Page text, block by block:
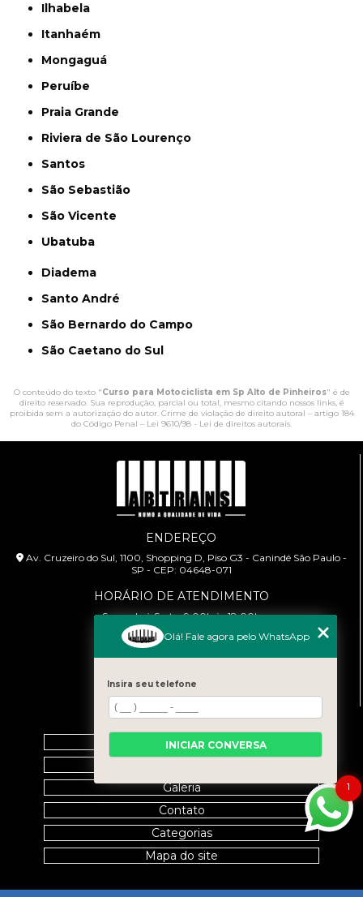
Ilhabela
Itanhaém
Mongaguá
Peruíbe
Praia Grande
Riviera de São Lourenço
Santos
São Sebastião
São Vicente
Ubatuba
Diadema
Santo André
São Bernardo do Campo
São Caetano do Sul
O conteúdo do texto "Curso para Motociclista em Sp Alto de Pinheiros" é de
direito reservado. Sua reprodução, parcial ou total, mesmo citando nossos links, é
proibida sem a autorização do autor. Crime de violação de direito autoral – artigo 184
do Código Penal – Lei 9610/98 - Lei de direitos autorais.
ENDEREÇO
Av. Cruzeiro do Sul, 1100, Shopping D, Piso G3 - Canindé São Paulo -
SP - CEP: 04648-071
HORÁRIO DE ATENDIMENTO
Segunda à Sexta: 9:00h às 18:00h
CONTATO
cursoabtrans@gmail.com
MENU
Home
Galeria
Contato
Categorias
Mapa do site
1
Olá! Fale agora pelo WhatsApp
Insira seu telefone
INICIAR CONVERSA